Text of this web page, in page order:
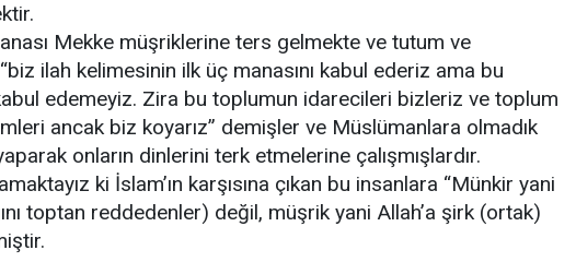
Mekke müşriklerine ters gelmekte ve tutum ve
ilah kelimesinin ilk üç manasını kabul ederiz ama bu
edemeyiz. Zira bu toplumun idarecileri bizleriz ve toplum
ancak biz koyarız” demişler ve Müslümanlara olmadık
onların dinlerini terk etmelerine çalışmışlardır.
ki İslam’ın karşısına çıkan bu insanlara “Münkir yani
toptan reddedenler) değil, müşrik yani Allah’a şirk (ortak)